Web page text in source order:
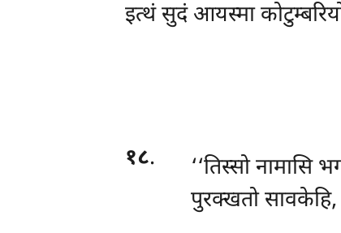
इत्थं सुदं आयस्मा
१८. ‘‘तिस्सोनामासि
पुरक्खतो